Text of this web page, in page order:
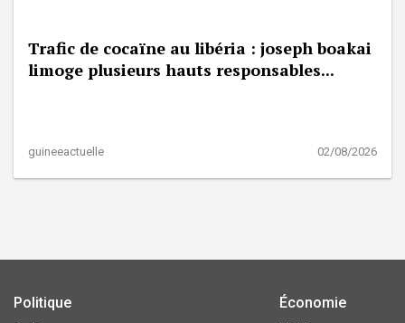
Trafic de cocaïne au libéria : joseph boakai
limoge plusieurs hauts responsables...
guineeactuelle 02/08/2026
Politique
Économie